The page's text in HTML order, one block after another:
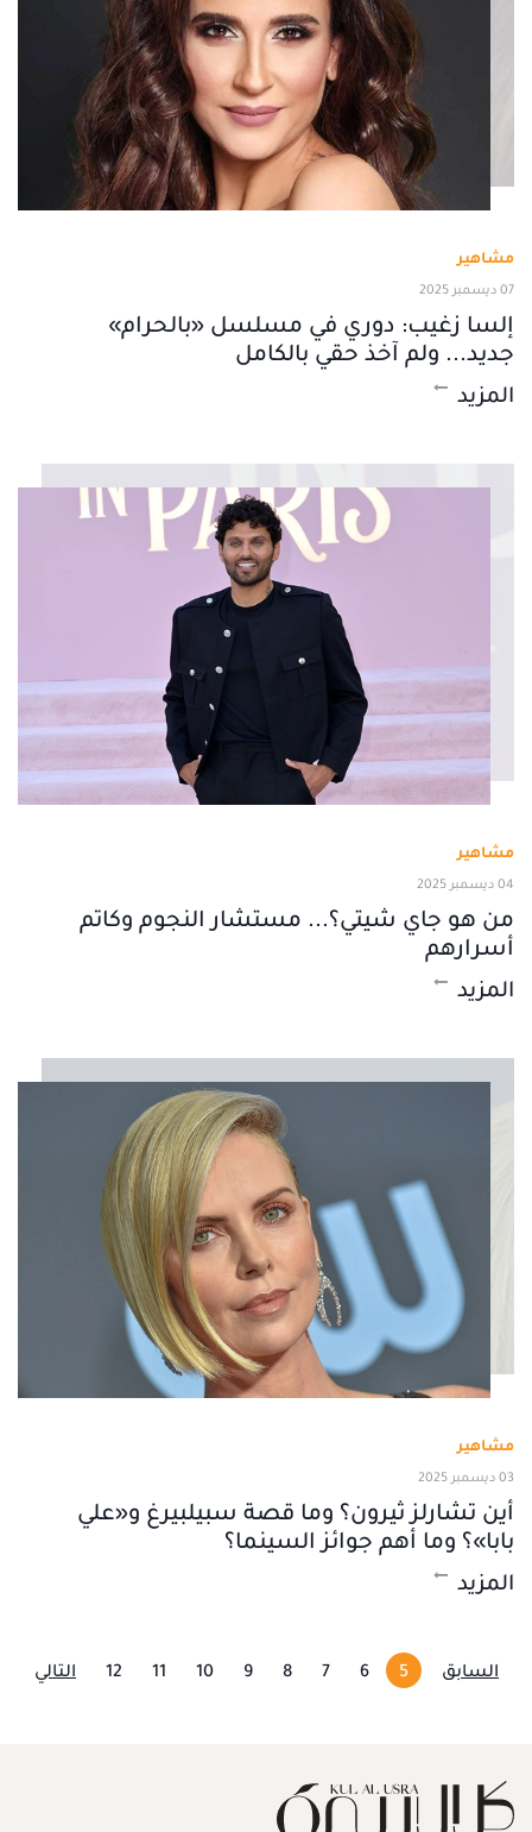
مشاهير
07 ديسمبر 2025
إلسا زغيب: دوري في مسلسل «بالحرام»
جديد... ولم آخذ حقي بالكامل
المزيد
مشاهير
04 ديسمبر 2025
من هو جاي شيتي؟... مستشار النجوم وكاتم
أسرارهم
المزيد
مشاهير
03 ديسمبر 2025
أين تشارلز ثيرون؟ وما قصة سبيلبيرغ و«علي
بابا»؟ وما أهم جوائز السينما؟
المزيد
السابق 5
6
7
8
9
10
11
12 التالي